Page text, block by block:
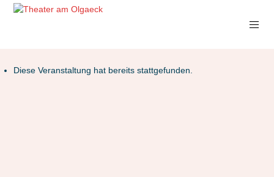
Diese Veranstaltung hat bereits stattgefunden.